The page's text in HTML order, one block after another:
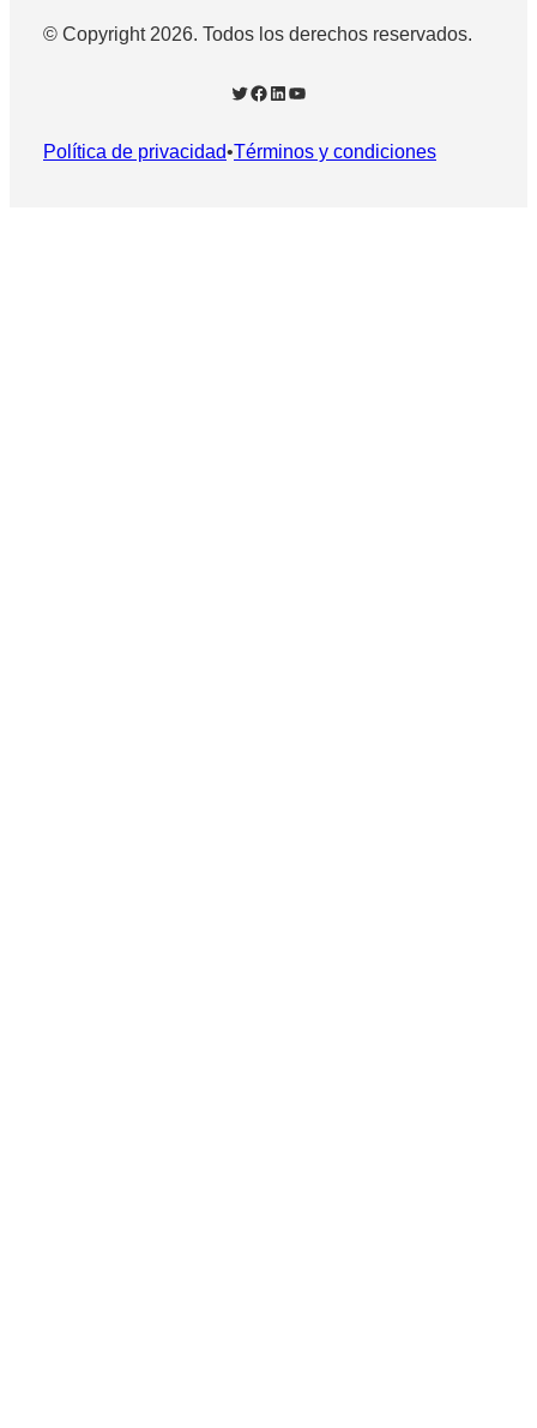
© Copyright 2026. Todos los derechos reservados.
Twitter Facebook LinkedIn YouTube
Política de privacidad•Términos y condiciones